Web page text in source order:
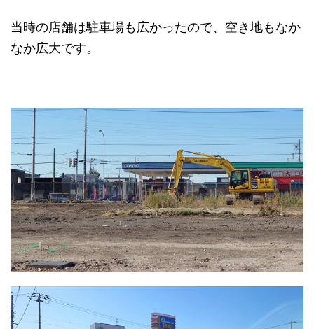
当時の店舗は駐車場も広かったので、空き地もなか
なか広大です。